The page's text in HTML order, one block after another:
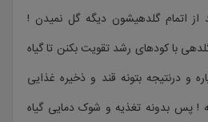
از اتمام گلدهیشون دیگه گل نمیدن !
با کودهای رشد تقویت بکنن تا گیاه
و درنتیجه بتونه قند و ذخیره غذایی
! پس بدونه تغذیه و شوک دمایی گیاه